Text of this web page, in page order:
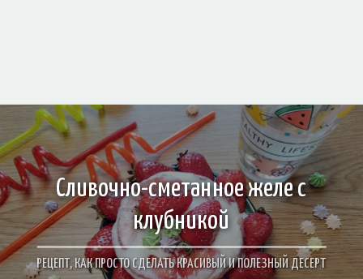
Сливочно-сметанное желе с
клубникой
РЕЦЕПТ, КАК ПРОСТО СДЕЛАТЬ КРАСИВЫЙ И ПОЛЕЗНЫЙ ДЕСЕРТ